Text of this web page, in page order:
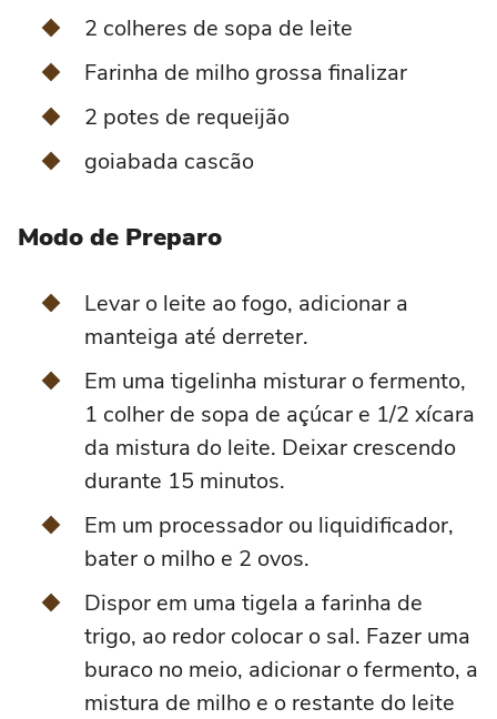
2 colheres de sopa de leite
Farinha de milho grossa finalizar
2 potes de requeijão
goiabada cascão
Modo de Preparo
Levar o leite ao fogo, adicionar a
manteiga até derreter.
Em uma tigelinha misturar o fermento,
1 colher de sopa de açúcar e 1/2 xícara
da mistura do leite. Deixar crescendo
durante 15 minutos.
Em um processador ou liquidificador,
bater o milho e 2 ovos.
Dispor em uma tigela a farinha de
trigo, ao redor colocar o sal. Fazer uma
buraco no meio, adicionar o fermento, a
mistura de milho e o restante do leite